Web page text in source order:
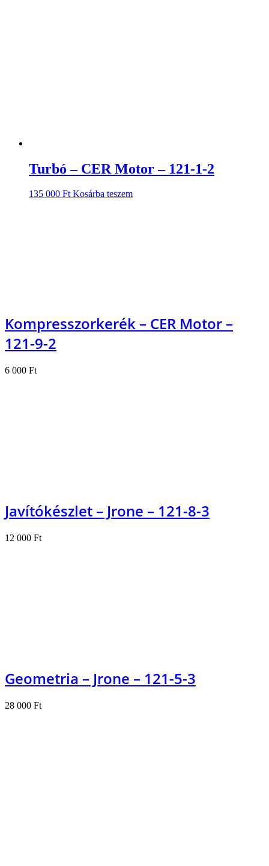
Turbó – CER Motor – 121-1-2
135 000 Ft Kosárba teszem
Kompresszorkerék – CER Motor –
121-9-2
6 000 Ft
Javítókészlet – Jrone – 121-8-3
12 000 Ft
Geometria – Jrone – 121-5-3
28 000 Ft